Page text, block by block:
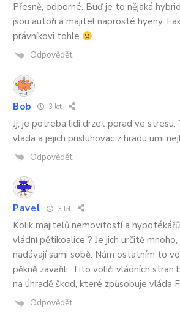
Přesně, odporné. Buď je to nějaká
jsou autoři a majitel naprosté hyeny.
právníkovi tohle
Odpovědět
Bob 3 let
Jj, je potreba lidi drzet porad ve stresu.
vlada a jejich prisluhovac z hradu umi
Odpovědět
Pavel 3 let
Kolik majitelů nemovitostí a
vládní pětikoalice ? Je jich určitě
nadávají sami sobě. Nám ostatním to
pěkně zavařili. Tito voliči vládních stran
na úhradě škod, které způsobuje vláda
Odpovědět